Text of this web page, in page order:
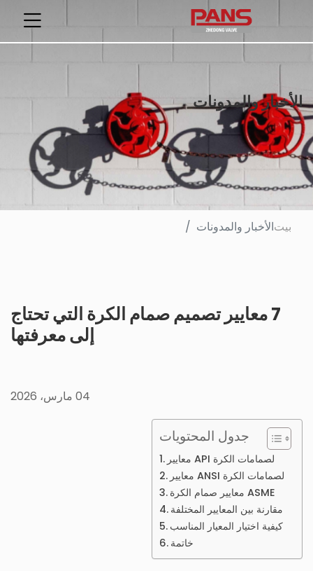
الأخبار والمدونات
بيتالأخبار والمدونات
7 معايير تصميم صمام الكرة التي تحتاج
إلى معرفتها
04 مارس، 2026
جدول المحتويات
معايير API لصمامات الكرة
معايير ANSI لصمامات الكرة
معايير صمام الكرة ASME
مقارنة بين المعايير المختلفة
كيفية اختيار المعيار المناسب
خاتمة